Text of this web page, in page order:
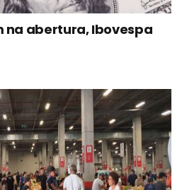
na abertura, Ibovespa